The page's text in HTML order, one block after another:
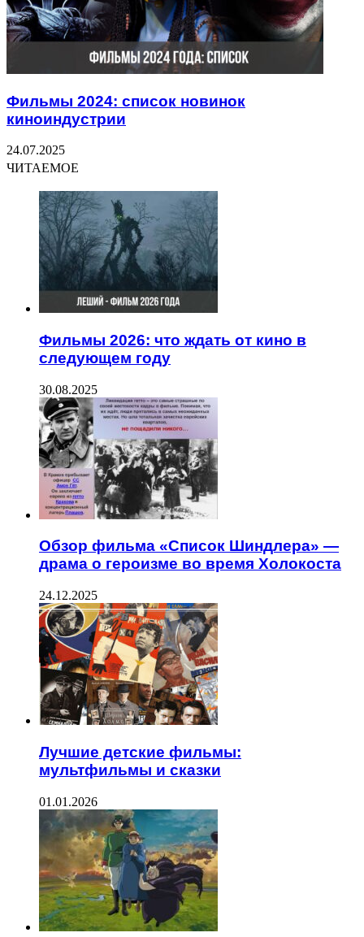
Фильмы 2024: список новинок
киноиндустрии
24.07.2025
ЧИТАЕМОЕ
Фильмы 2026: что ждать от кино в
следующем году
30.08.2025
Обзор фильма «Список Шиндлера» —
драма о героизме во время Холокоста
24.12.2025
Лучшие детские фильмы:
мультфильмы и сказки
01.01.2026